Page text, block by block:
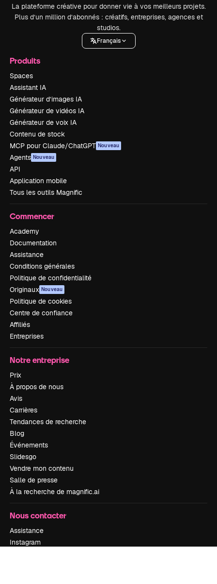
La plateforme créative pour donner vie à vos meilleurs projets.
Plus d’un million d’abonnés : créatifs, entreprises, agences et
studios.
Français
Produits
Spaces
Assistant IA
Générateur d’images IA
Générateur de vidéos IA
Générateur de voix IA
Contenu de stock
MCP pour Claude/ChatGPT Nouveau
Agents Nouveau
API
Application mobile
Tous les outils Magnific
Commencer
Academy
Documentation
Assistance
Conditions générales
Politique de confidentialité
Originaux Nouveau
Politique de cookies
Centre de confiance
Affiliés
Entreprises
Notre entreprise
Prix
À propos de nous
Avis
Carrières
Tendances de recherche
Blog
Événements
Slidesgo
Vendre mon contenu
Salle de presse
À la recherche de magnific.ai
Nous contacter
Assistance
Instagram